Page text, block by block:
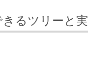
きるツリーと実